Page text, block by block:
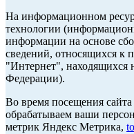
На информационном
технологии
информации на основе
сведений, относящихся к
"Интернет", находящихся
Федерации).
Во время посещения
обрабатываем ваши
метрик Яндекс Метрика,